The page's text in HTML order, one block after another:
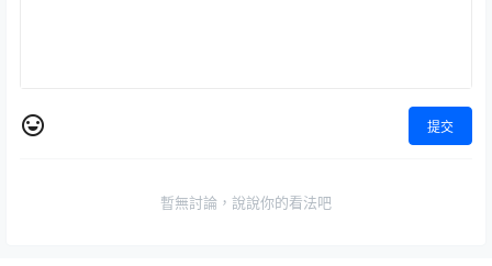
提交
暫無討論，說說你的看法吧